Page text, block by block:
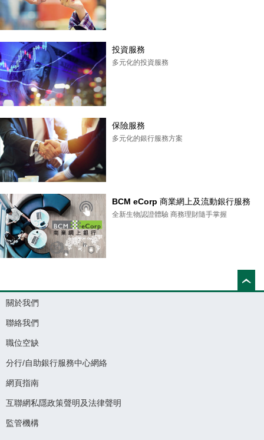
投資服務
多元化的投資服務
保險服務
多元化的銀行服務方案
BCM eCorp 商業網上及流動銀行服務
全新生物認證體驗 商務理財隨手掌握
關於我們
聯絡我們
職位空缺
分行/自助銀行服務中心網絡
網頁指南
互聯網私隱政策聲明及法律聲明
監管機構